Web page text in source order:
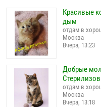
Красивые
дым
отдам в
Москва
Вчера, 13:23
Добрые
отдам в
Москва
Вчера, 13:18